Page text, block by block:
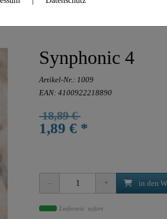
Synphonic 4
Artikel-Nr.: 1009
EAN: 4100922218890
18,89 €
1,89 € *
in den
Lieferzeit: sofort